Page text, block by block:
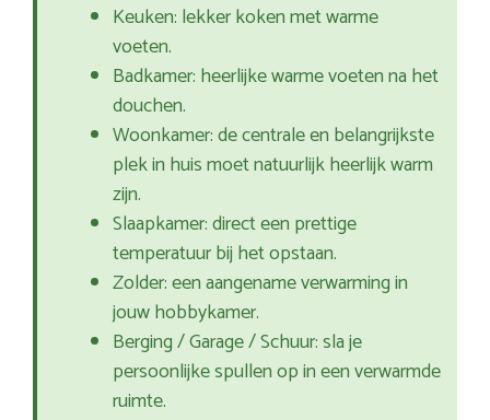
Keuken: lekker koken met warme
voeten.
Badkamer: heerlijke warme voeten na het
douchen.
Woonkamer: de centrale en belangrijkste
plek in huis moet natuurlijk heerlijk warm
zijn.
Slaapkamer: direct een prettige
temperatuur bij het opstaan.
Zolder: een aangename verwarming in
jouw hobbykamer.
Berging / Garage / Schuur: sla je
persoonlijke spullen op in een verwarmde
ruimte.